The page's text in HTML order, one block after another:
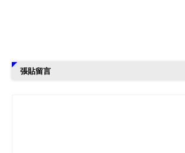
張貼留言